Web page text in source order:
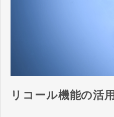
リコール機能の活用